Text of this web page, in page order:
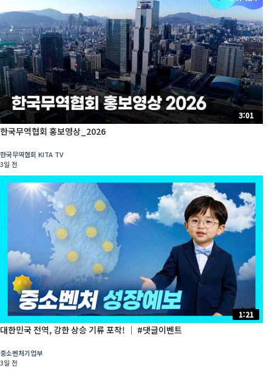
3:01
한국무역협회 홍보영상_2026
한국무역협회 KITA TV
3일 전
1:21
대한민국 전역, 강한 상승 기류 포착! │ #댓글이벤트
중소벤처기업부
3일 전